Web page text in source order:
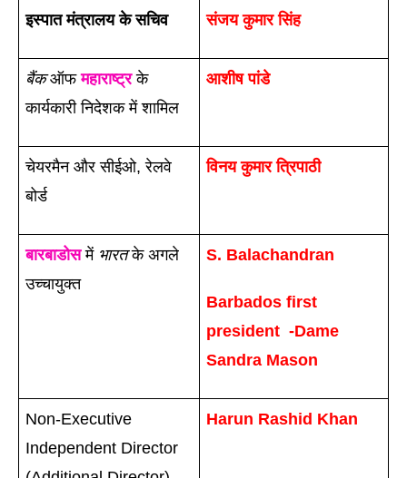
इस्पात मंत्रालय के सचिव संजय कुमार सिंह
बैंक ऑफ महाराष्ट्र के
कार्यकारी निदेशक में शामिल
आशीष पांडे
चेयरमैन और सीईओ, रेलवे
बोर्ड
विनय कुमार त्र‍िपाठी
बारबाडोस में भारत के अगले
उच्चायुक्त
S. Balachandran
Barbados first
president  -Dame
Sandra Mason
Non-Executive
Independent Director
Harun Rashid Khan